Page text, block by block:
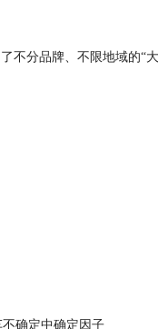
分品牌、不限地域的“